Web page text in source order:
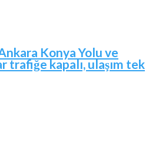
Konya Yolu ve
trafiğe kapalı, ulaşım tek